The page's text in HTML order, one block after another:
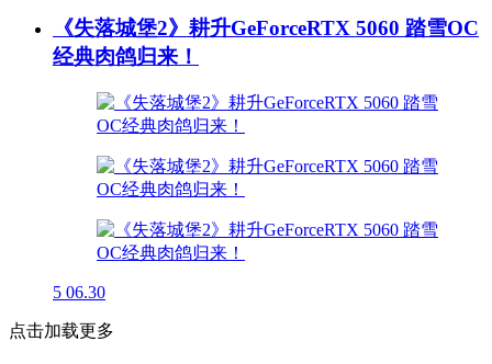
《失落城堡2》耕升GeForceRTX 5060 踏雪OC
经典肉鸽归来！
5 06.30
点击加载更多